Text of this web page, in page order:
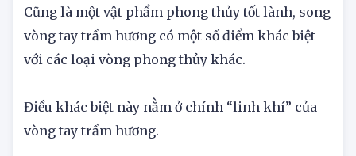
Cũng là một vật phẩm phong thủy tốt lành, song
vòng tay trầm hương có một số điểm khác biệt
Điều khác biệt này nằm ở chính “linh khí” của